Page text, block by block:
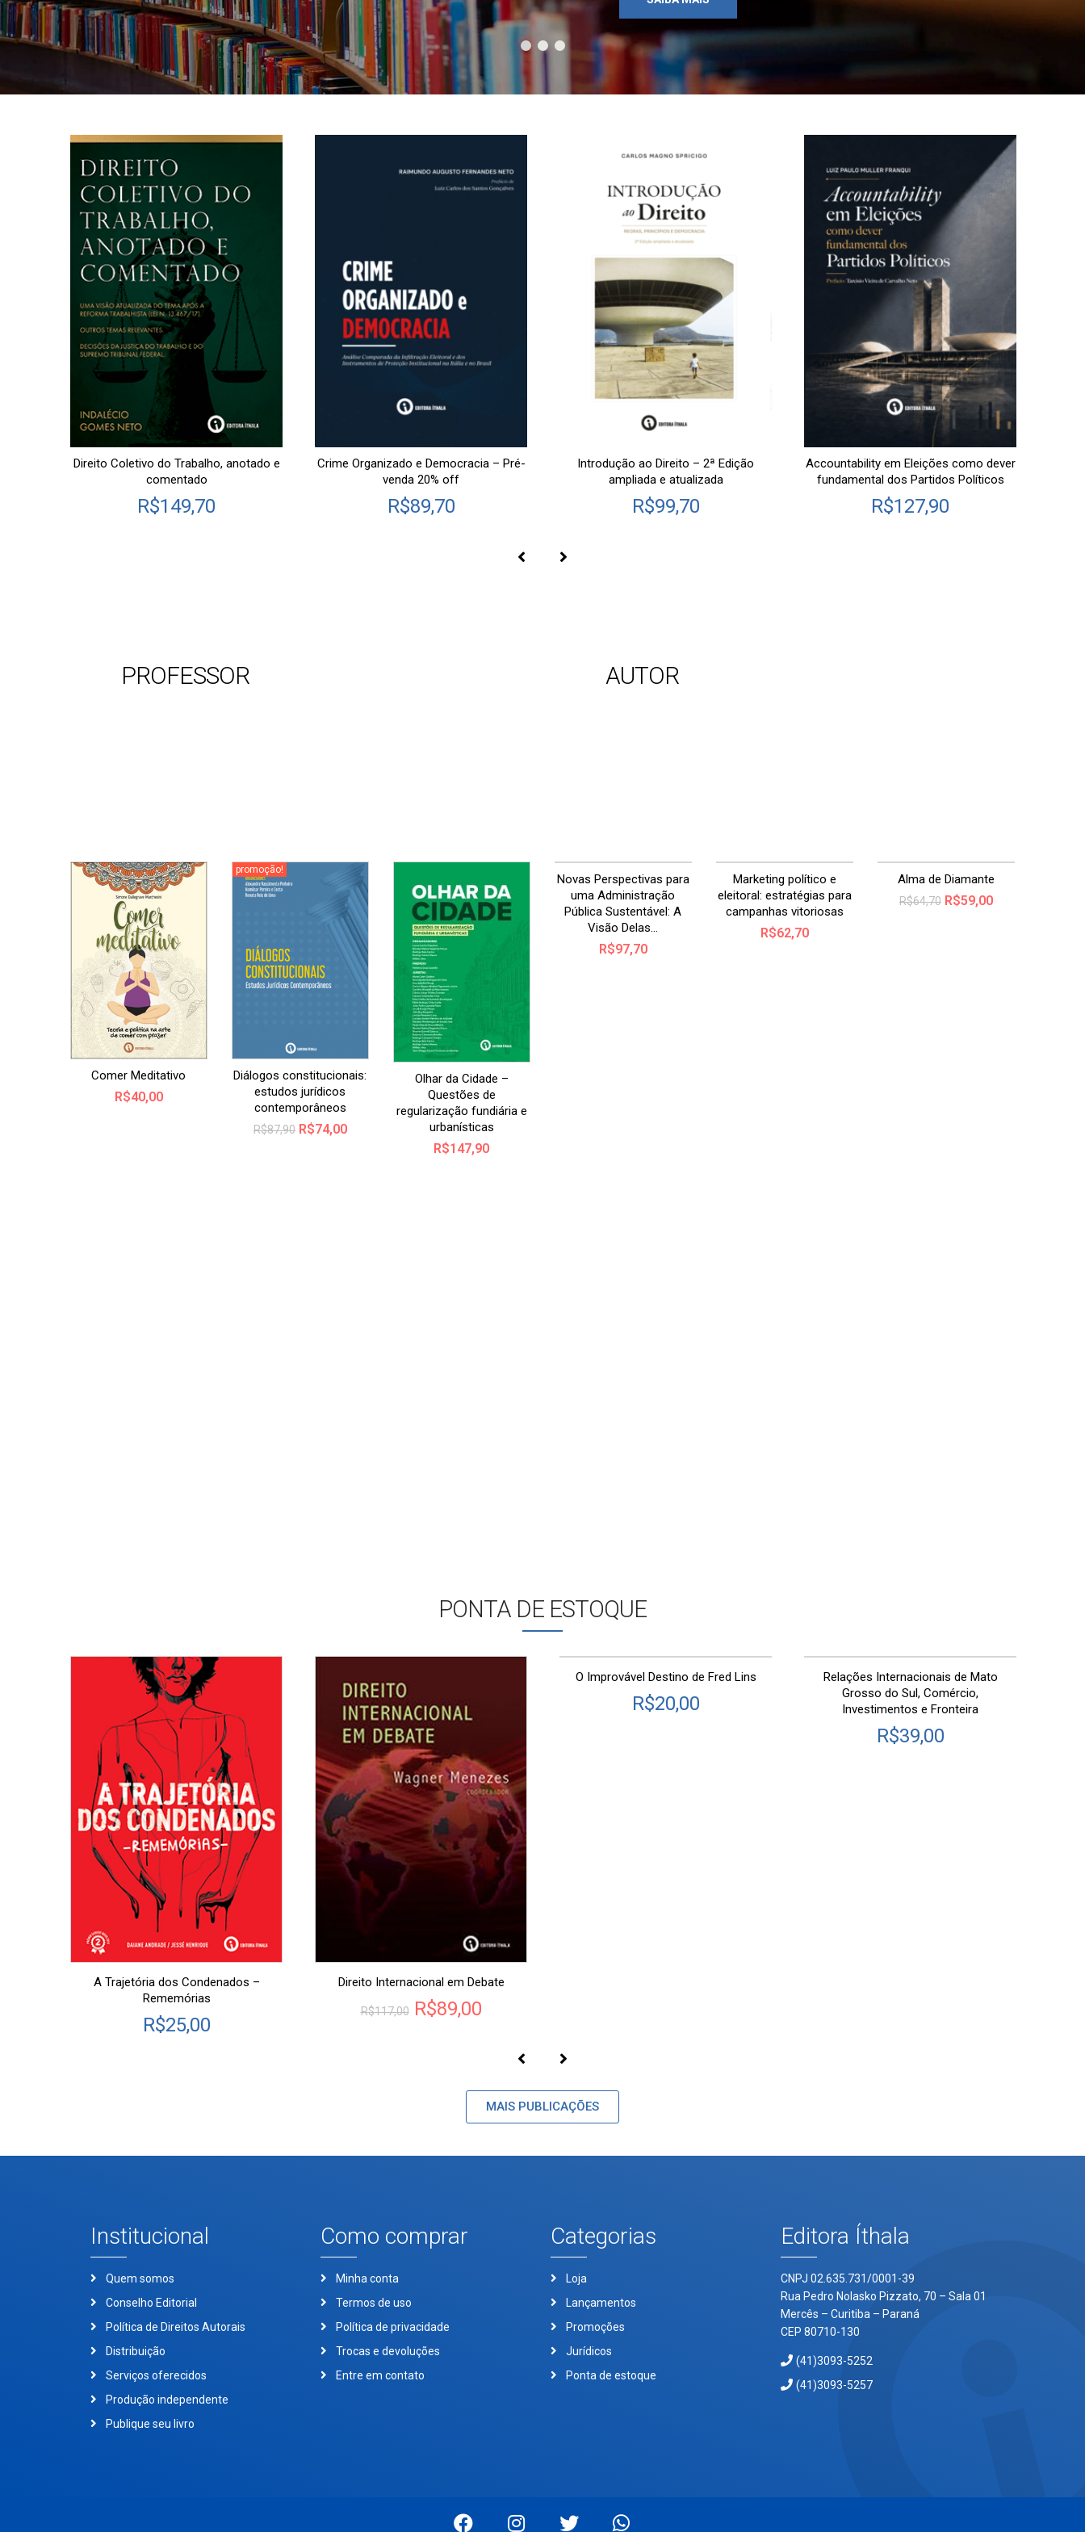
Direito Coletivo do Trabalho, anotado e
comentado
R$149,70
Crime Organizado e Democracia – Pré-
venda 20% off
R$89,70
Introdução ao Direito – 2ª Edição
ampliada e atualizada
R$99,70
Accountability em Eleições como dever
fundamental dos Partidos Políticos
R$127,90
PROFESSOR AUTOR
Comer Meditativo
R$40,00
promoção!
Diálogos constitucionais:
estudos jurídicos
contemporâneos
R$87,90 R$74,00
Olhar da Cidade –
Questões de
regularização fundiária e
urbanísticas
R$147,90
Novas Perspectivas para
uma Administração
Pública Sustentável: A
Visão Delas...
R$97,70
Marketing político e
eleitoral: estratégias para
campanhas vitoriosas
R$62,70
Alma de Diamante
R$64,70 R$59,00
PONTA DE ESTOQUE
A Trajetória dos Condenados –
Rememórias
R$25,00
Direito Internacional em Debate
R$117,00 R$89,00
O Improvável Destino de Fred Lins
R$20,00
Relações Internacionais de Mato
Grosso do Sul, Comércio,
Investimentos e Fronteira
R$39,00
MAIS PUBLICAÇÕES
Institucional
Quem somos
Conselho Editorial
Política de Direitos Autorais
Distribuição
Serviços oferecidos
Produção independente
Publique seu livro
Como comprar
Minha conta
Termos de uso
Política de privacidade
Trocas e devoluções
Entre em contato
Categorias
Loja
Lançamentos
Promoções
Jurídicos
Ponta de estoque
Editora Íthala
CNPJ 02.635.731/0001-39
Rua Pedro Nolasko Pizzato, 70 – Sala 01
Mercês – Curitiba – Paraná
CEP 80710-130
(41)3093-5252
(41)3093-5257